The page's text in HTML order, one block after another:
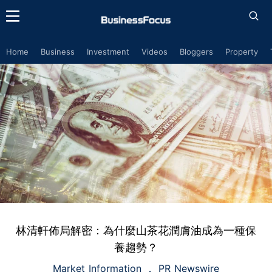
Home Business Investment Videos Bloggers Property
林清軒佈局解密：為什麼山茶花潤膚油成為一種保
養趨勢？
Market Information PR Newswire